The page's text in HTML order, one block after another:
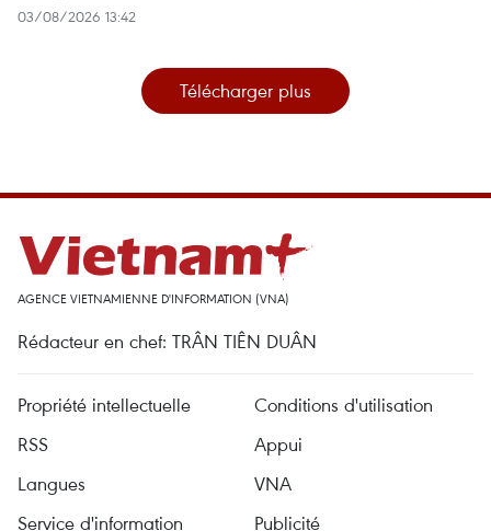
03/08/2026 13:42
Télécharger plus
AGENCE VIETNAMIENNE D'INFORMATION (VNA)
Rédacteur en chef: TRÂN TIÊN DUÂN
Propriété intellectuelle
Conditions d'utilisation
RSS
Appui
Langues
VNA
Service d'information
Publicité